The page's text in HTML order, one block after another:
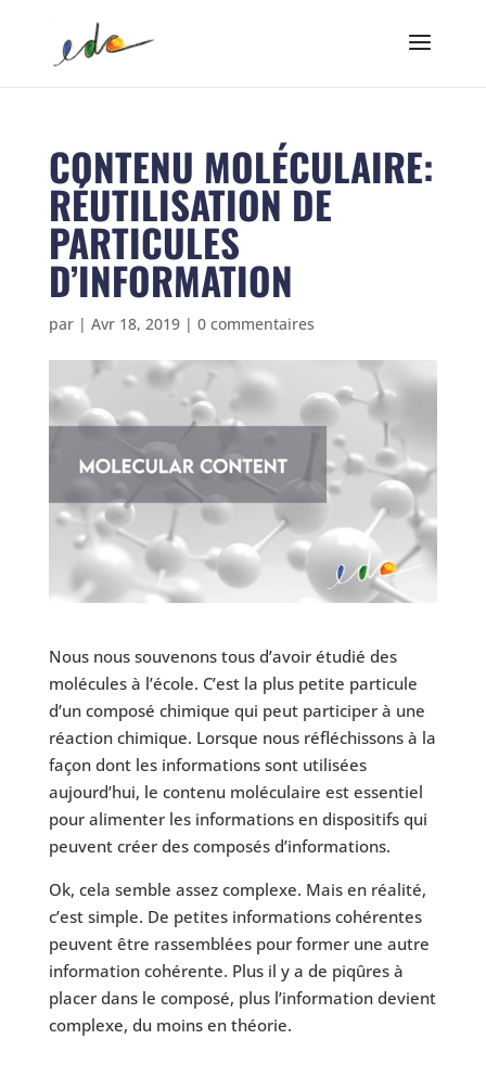
CONTENU MOLÉCULAIRE:
RÉUTILISATION DE
PARTICULES
D’INFORMATION
par | Avr 18, 2019| 0 commentaires
Nous nous souvenons tous d’avoir étudié des
molécules à l’école. C’est la plus petite particule
d’un composé chimique qui peut participer à une
réaction chimique. Lorsque nous réfléchissons à la
façon dont les informations sont utilisées
aujourd’hui, le contenu moléculaire est essentiel
pour alimenter les informations en dispositifs qui
peuvent créer des composés d’informations.
Ok, cela semble assez complexe. Mais en réalité,
c’est simple. De petites informations cohérentes
peuvent être rassemblées pour former une autre
information cohérente. Plus il y a de piqûres à
placer dans le composé, plus l’information devient
complexe, du moins en théorie.